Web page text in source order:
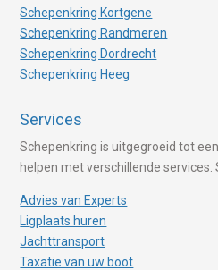
Schepenkring Kortgene
Schepenkring Randmeren
Schepenkring Dordrecht
Schepenkring Heeg
Services
Schepenkring is uitgegroeid tot
helpen met verschillende services.
Advies van Experts
Ligplaats huren
Jachttransport
Taxatie van uw boot